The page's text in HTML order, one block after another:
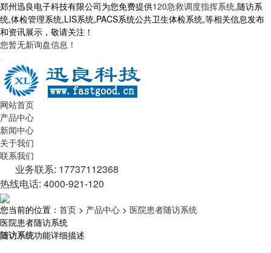
郑州迅良电子科技有限公司为您免费提供120急救调度指挥系统,随访系
统,体检管理系统,LIS系统,PACS系统公共卫生体检系统,等相关信息发布
和资讯展示，敬请关注！
您暂无新询盘信息！
网站首页
产品中心
新闻中心
关于我们
联系我们
业务联系: 17737112368
热线电话: 4000-921-120
您当前的位置： 首页 > 产品中心 > 医院患者随访系统
医院患者随访系统
随访系统功能详细描述